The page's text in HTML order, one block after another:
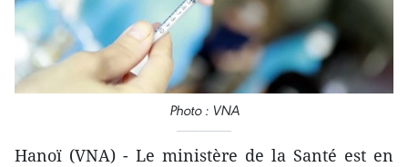
Photo : VNA
Hanoï (VNA) - Le ministère de la Santé est en